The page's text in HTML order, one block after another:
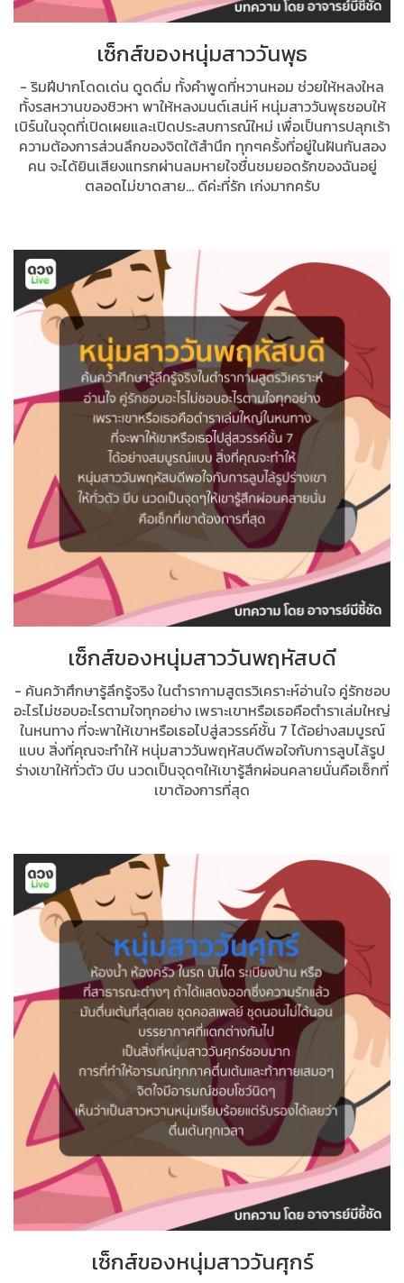
เซ็กส์ของหนุ่มสาววันพุธ
- ริมฝีปากโดดเด่น ดูดดื่ม ทั้งคำพูดที่หวานหอม ช่วยให้หลงใหล
ทั้งรสหวานของชิวหา พาให้หลงมนต์เสน่ห์ หนุ่มสาววันพุธชอบให้
เบิร์นในจุดที่เปิดเผยและเปิดประสบการณ์ใหม่ เพื่อเป็นการปลุกเร้า
ความต้องการส่วนลึกของจิตใต้สำนึก ทุกๆครั้งที่อยู่ในฝันกันสอง
คน จะได้ยินเสียงแทรกผ่านลมหายใจชื่นชมยอดรักของฉันอยู่
ตลอดไม่ขาดสาย… ดีค่ะที่รัก เก่งมากครับ
เซ็กส์ของหนุ่มสาววันพฤหัสบดี
- ค้นคว้าศึกษารู้ลึกรู้จริง ในตํารากามสูตรวิเคราะห์อ่านใจ คู่รักชอบ
อะไรไม่ชอบอะไรตามใจทุกอย่าง เพราะเขาหรือเธอคือตำราเล่มใหญ่
ในหนทาง ที่จะพาให้เขาหรือเธอไปสู่สวรรค์ชั้น 7 ได้อย่างสมบูรณ์
แบบ สิ่งที่คุณจะทำให้ หนุ่มสาววันพฤหัสบดีพอใจกับการลูบไล้รูป
ร่างเขาให้ทั่วตัว บีบ นวดเป็นจุดๆให้เขารู้สึกผ่อนคลายนั่นคือเซ็กที่
เขาต้องการที่สุด
เซ็กส์ของหนุ่มสาววันศุกร์